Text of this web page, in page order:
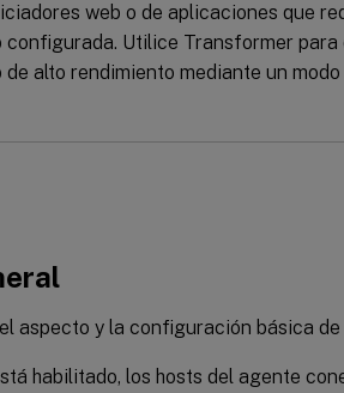
web o de aplicaciones que
Utilice Transformer
alto rendimiento mediante un modo
aspecto y la configuración básica
habilitado, los hosts del agente